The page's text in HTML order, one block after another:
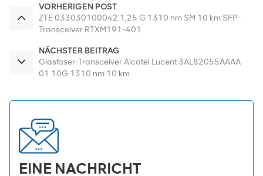
VORHERIGEN POST
ZTE 033030100042 1,25 G 1310 nm SM 10 km SFP-
Transceiver RTXM191-401
NÄCHSTER BEITRAG
Glasfaser-Transceiver Alcatel Lucent 3AL82055AAAA
01 10G 1310 nm 10 km
EINE NACHRICHT